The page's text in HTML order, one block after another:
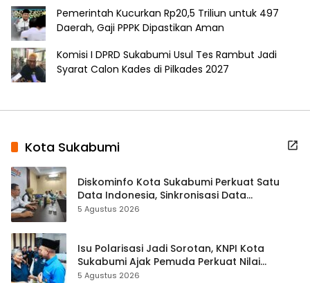
Pemerintah Kucurkan Rp20,5 Triliun untuk 497
Daerah, Gaji PPPK Dipastikan Aman
Komisi I DPRD Sukabumi Usul Tes Rambut Jadi
Syarat Calon Kades di Pilkades 2027
Kota Sukabumi
Diskominfo Kota Sukabumi Perkuat Satu
Data Indonesia, Sinkronisasi Data
Kewilayahan Dikebut
5 Agustus 2026
Isu Polarisasi Jadi Sorotan, KNPI Kota
Sukabumi Ajak Pemuda Perkuat Nilai
Kebangsaan
5 Agustus 2026